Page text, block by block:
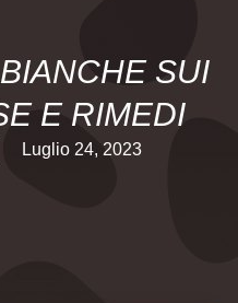
SUI
E RIMEDI
Luglio 24, 2023